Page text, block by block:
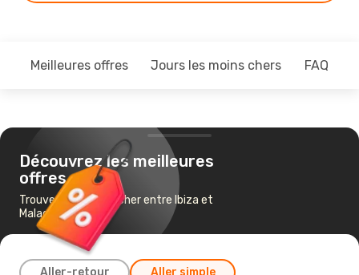
Meilleures offres Jours les moins chers FAQ
Découvrez les meilleures
offres
Trouvez un vol pas cher entre Ibiza et
Malaga
Aller-retour Aller simple